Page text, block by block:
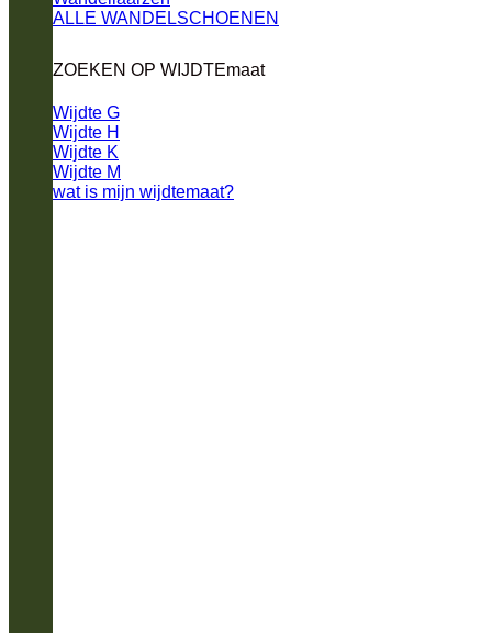
ALLE WANDELSCHOENEN
ZOEKEN OP WIJDTEmaat
Wijdte G
Wijdte H
Wijdte K
Wijdte M
wat is mijn wijdtemaat?